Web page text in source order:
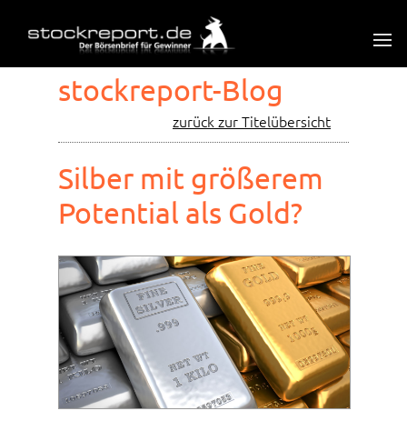
stockreport-Blog
zurück zur Titelübersicht
Silber mit größerem
Potential als Gold?